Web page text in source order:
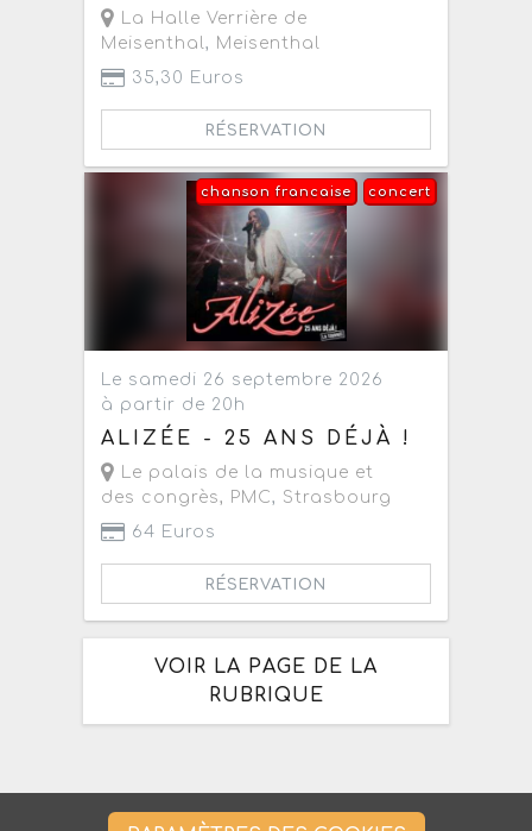
La Halle Verrière de
Meisenthal , Meisenthal
35,30 Euros
RÉSERVATION
concert
chanson francaise
Le samedi 26 septembre 2026
à partir de 20h
ALIZÉE - 25 ANS DÉJÀ !
Le palais de la musique et
des congrès, PMC, Strasbourg
64 Euros
RÉSERVATION
VOIR LA PAGE DE LA
RUBRIQUE